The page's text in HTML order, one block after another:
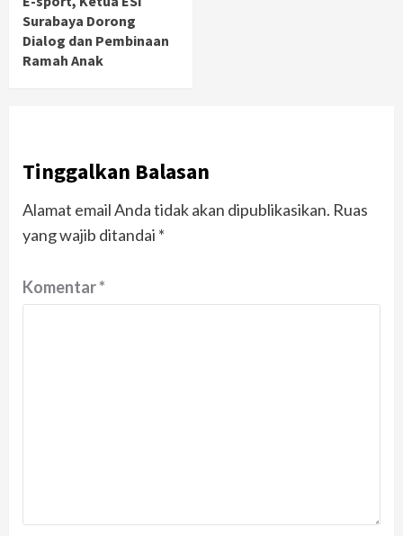
Surabaya Dorong
Dialog dan Pembinaan
Ramah Anak
Tinggalkan Balasan
Alamat email Anda tidak akan dipublikasikan. Ruas
yang wajib ditandai *
Komentar*